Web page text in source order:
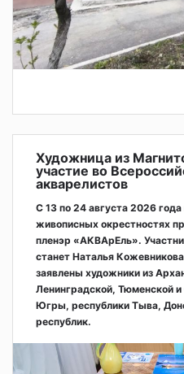
Художница из
участие во
акварелистов
С 13 по 24 августа 2026
живописных окрестностях
пленэр «АКВАрЕль».
станет Наталья
заявлены художники из
Ленинградской, Тюменской
Югры, республики Тыва,
республик.